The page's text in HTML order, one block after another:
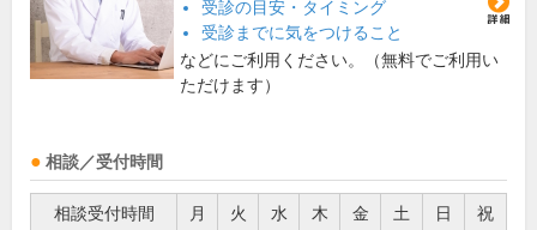
受診の目安・タイミング
受診までに気をつけること
などにご利用ください。（無料でご利用い
ただけます）
相談／受付時間
相談受付時間 月 火 水 木 金 土 日 祝